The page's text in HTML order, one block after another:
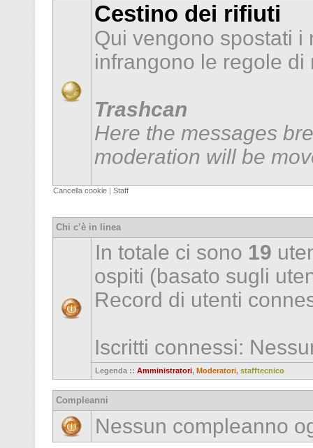
Cestino dei rifiuti
Qui vengono spostati i
infrangono le regole di
Trashcan
Here the messages
moderation will be
Cancella cookie | Staff
Chi c’è in linea
In totale ci sono 19
ospiti (basato sugli
Record di utenti
Iscritti connessi:
Legenda :: Amministratori, Moderatori, stafftecnico
Compleanni
Nessun compleanno